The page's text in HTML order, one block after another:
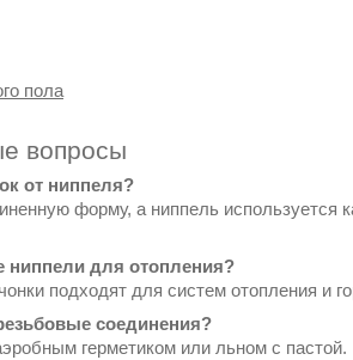
пола
вопросы
от ниппеля?
форму, а ниппель используется
ниппели для отопления?
подходят для систем отопления и
соединения?
герметиком или льном с пастой.